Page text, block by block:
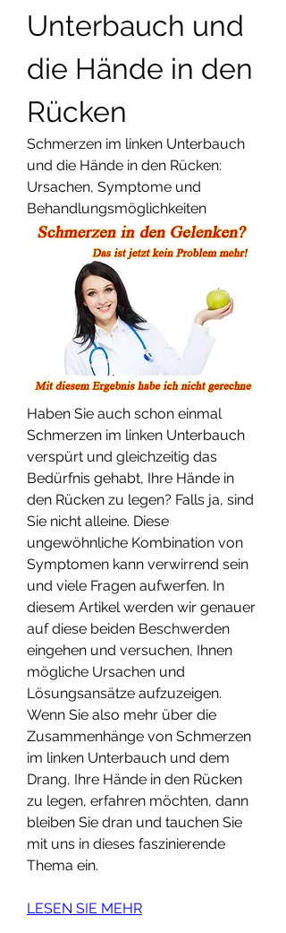
Unterbauch und
die Hände in den
Rücken
Schmerzen im linken Unterbauch
und die Hände in den Rücken:
Ursachen, Symptome und
Behandlungsmöglichkeiten
Haben Sie auch schon einmal
Schmerzen im linken Unterbauch
verspürt und gleichzeitig das
Bedürfnis gehabt, Ihre Hände in
den Rücken zu legen? Falls ja, sind
Sie nicht alleine. Diese
ungewöhnliche Kombination von
Symptomen kann verwirrend sein
und viele Fragen aufwerfen. In
diesem Artikel werden wir genauer
auf diese beiden Beschwerden
eingehen und versuchen, Ihnen
mögliche Ursachen und
Lösungsansätze aufzuzeigen.
Wenn Sie also mehr über die
Zusammenhänge von Schmerzen
im linken Unterbauch und dem
Drang, Ihre Hände in den Rücken
zu legen, erfahren möchten, dann
bleiben Sie dran und tauchen Sie
mit uns in dieses faszinierende
Thema ein.
LESEN SIE MEHR